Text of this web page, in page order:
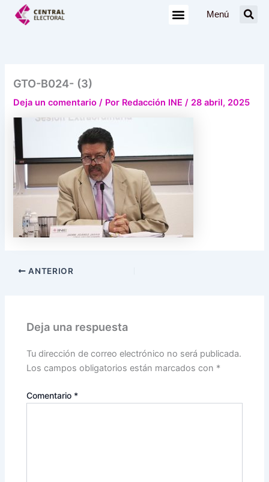
Menú
GTO-B024- (3)
Deja un comentario / Por Redacción INE/ 28 abril, 2025
ANTERIOR
Deja una respuesta
Tu dirección de correo electrónico no será publicada.
Los campos obligatorios están marcados con *
Comentario *